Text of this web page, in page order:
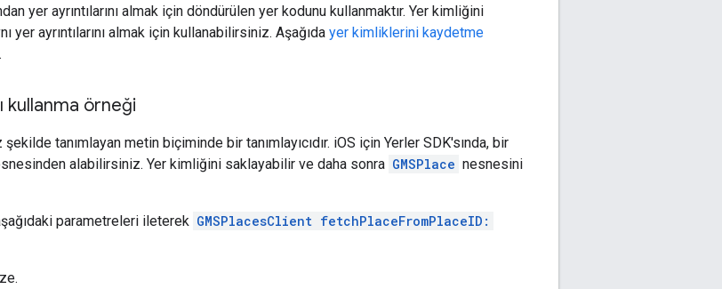
yer ayrıntılarını almak için döndürülen yer kodunu kullanmaktır. Yer kimliğini
yer ayrıntılarını almak için kullanabilirsiniz. Aşağıda yer kimliklerini kaydetme
kullanma örneği
tanımlayan metin biçiminde bir tanımlayıcıdır. iOS için Yerler SDK'sında, bir
alabilirsiniz. Yer kimliğini saklayabilir ve daha sonra GMSPlace nesnesini
parametreleri ileterek GMSPlacesClient fetchPlaceFromPlaceID: